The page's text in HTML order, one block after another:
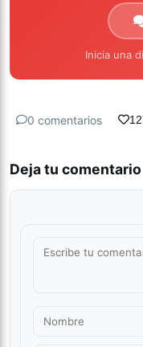
Inicia una
0 comentarios
Deja tu comentario